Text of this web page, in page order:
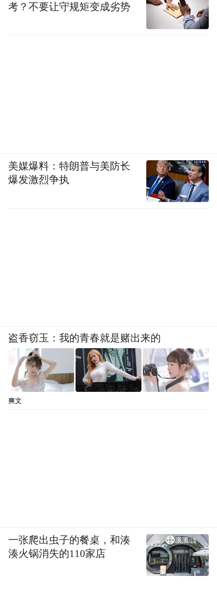
考？不要让守规矩变成劣势
美媒爆料：特朗普与美防长
爆发激烈争执
盗香窃玉：我的青春就是赌出来的
爽文
一张爬出虫子的餐桌，和湊
湊火锅消失的110家店